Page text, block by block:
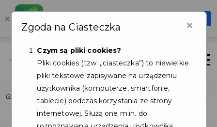
× Karta Mieszkańca
Szybciej, wygodniej, zawsze pod ręką
Zaloguj
×
Zgoda na Ciasteczka
Czym są pliki cookies?
Pliki cookies (tzw. „ciasteczka”) to niewielkie
pliki tekstowe zapisywane na urządzeniu
użytkownika (komputerze, smartfonie,
tablecie) podczas korzystania ze strony
internetowej. Służą one m.in. do